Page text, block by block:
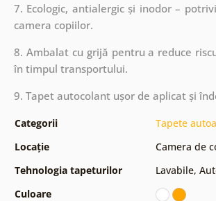
7. Ecologic, antialergic și inodor –
camera copiilor.
8. Ambalat cu grijă pentru a reduce
în timpul transportului.
9. Tapet autocolant ușor de aplicat și
Categorii
Tapete
Locație
Camera de
Tehnologia tapeturilor
Lavabile,
Culoare